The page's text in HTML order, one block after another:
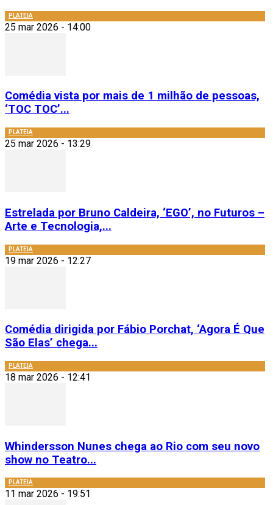
PLATEIA
25 mar 2026 - 14:00
Comédia vista por mais de 1 milhão de pessoas,
‘TOC TOC’...
PLATEIA
25 mar 2026 - 13:29
Estrelada por Bruno Caldeira, ‘EGO’, no Futuros –
Arte e Tecnologia,...
PLATEIA
19 mar 2026 - 12:27
Comédia dirigida por Fábio Porchat, ‘Agora É Que
São Elas’ chega...
PLATEIA
18 mar 2026 - 12:41
Whindersson Nunes chega ao Rio com seu novo
show no Teatro...
PLATEIA
11 mar 2026 - 19:51